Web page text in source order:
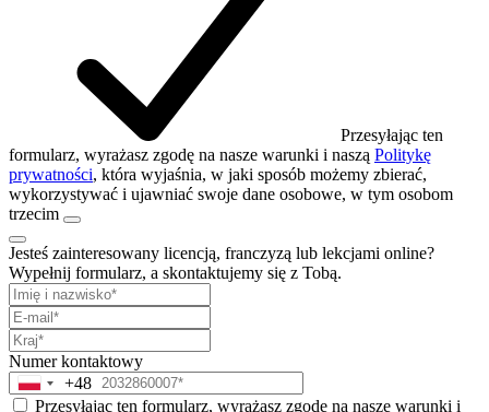
Przesyłając ten
formularz, wyrażasz zgodę na nasze warunki i naszą Politykę
prywatności, która wyjaśnia, w jaki sposób możemy zbierać,
wykorzystywać i ujawniać swoje dane osobowe, w tym osobom
trzecim
Jesteś zainteresowany licencją, franczyzą lub lekcjami online?
Wypełnij formularz, a skontaktujemy się z Tobą.
Numer kontaktowy
Poland
+48
+48
Przesyłając ten formularz, wyrażasz zgodę na nasze warunki i